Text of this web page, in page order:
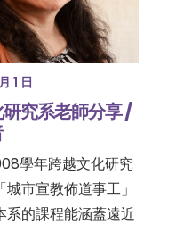
1 日
究系老師分享 /
學年跨越文化研究
市宣教佈道事工」
系的課程能涵蓋遠近